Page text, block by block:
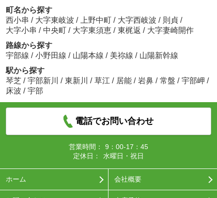
町名から探す
西小串 / 大字東岐波 / 上野中町 / 大字西岐波 / 則貞 /
大字小串 / 中央町 / 大字東須恵 / 東梶返 / 大字妻崎開作
路線から探す
宇部線 / 小野田線 / 山陽本線 / 美祢線 / 山陽新幹線
駅から探す
琴芝 / 宇部新川 / 東新川 / 草江 / 居能 / 岩鼻 / 常盤 / 宇部岬 /
床波 / 宇部
電話でお問い合わせ
営業時間：
9：00-17：45
定休日：
水曜日・祝日
ホーム 会社概要